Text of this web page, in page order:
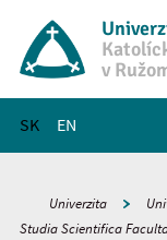
v
SK EN
Hlavné menu
Univerzita
Studia Scientifica